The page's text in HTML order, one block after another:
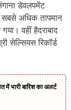
डेवलपमेंट
सबसे अधिक तापमान
वहीं हैदराबाद
सेल्सियस रिकॉर्ड
बारिश का अलर्ट